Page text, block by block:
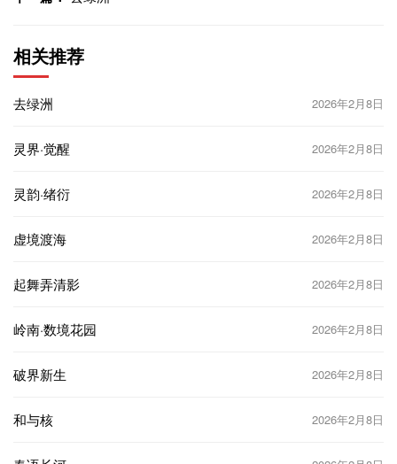
相关推荐
去绿洲 2026年2月8日
灵界·觉醒 2026年2月8日
灵韵·绪衍 2026年2月8日
虚境渡海 2026年2月8日
起舞弄清影 2026年2月8日
岭南·数境花园 2026年2月8日
破界新生 2026年2月8日
和与核 2026年2月8日